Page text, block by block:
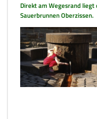
Direkt am Wegesrand liegt
Sauerbrunnen Oberzissen.